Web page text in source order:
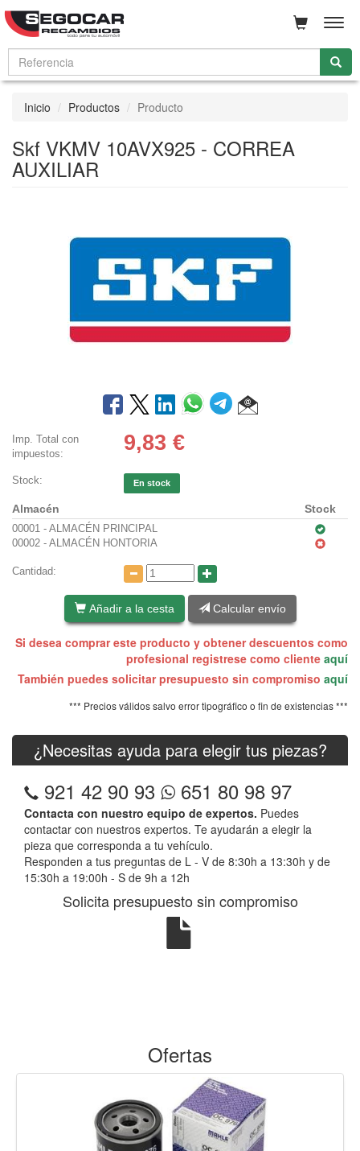
Inicio Productos Producto
Skf VKMV 10AVX925 - CORREA
AUXILIAR
Imp. Total con
impuestos:
9,83 €
Stock: En stock
Almacén Stock
00001 - ALMACÉN PRINCIPAL
00002 - ALMACÉN HONTORIA
Cantidad:
Añadir a la cesta Calcular envío
Si desea comprar este producto y obtener descuentos como
profesional registrese como cliente aquí
También puedes solicitar presupuesto sin compromiso aquí
*** Precios válidos salvo error tipográfico o fin de existencias ***
¿Necesitas ayuda para elegir tus piezas?
921 42 90 93 651 80 98 97
Contacta con nuestro equipo de expertos. Puedes
contactar con nuestros expertos. Te ayudarán a elegir la
pieza que corresponda a tu vehículo.
Responden a tus preguntas de L - V de 8:30h a 13:30h y de
15:30h a 19:00h - S de 9h a 12h
Solicita presupuesto sin compromiso
Ofertas